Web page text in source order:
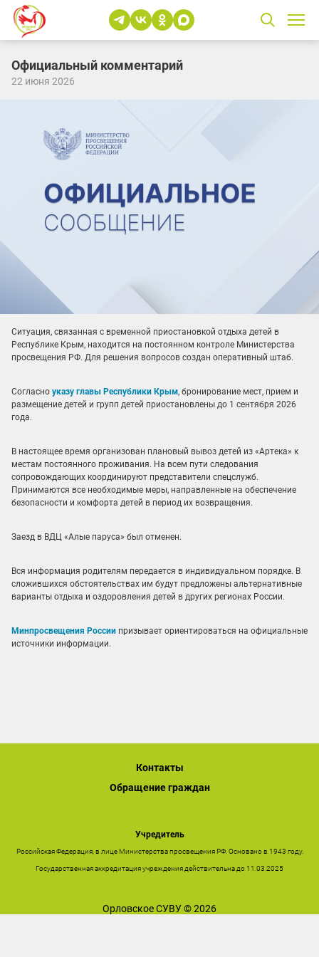
Официальный комментарий
22 июня 2026
Ситуация, связанная с временной приостановкой отдыха детей в
Республике Крым, находится на постоянном контроле Министерства
просвещения РФ. Для решения вопросов создан оперативный штаб.
Согласно указу главы Республики Крым, бронирование мест, прием и
размещение детей и групп детей приостановлены до 1 сентября 2026
года.
В настоящее время организован плановый вывоз детей из «Артека» к
местам постоянного проживания. На всем пути следования
сопровождающих координируют представители спецслужб.
Принимаются все необходимые меры, направленные на обеспечение
безопасности и комфорта детей в период их возвращения.
Заезд в ВДЦ «Алые паруса» был отменен.
Вся информация родителям передается в индивидуальном порядке. В
сложившихся обстоятельствах им будут предложены альтернативные
варианты отдыха и оздоровления детей в других регионах России.
Минпросвещения России призывает ориентироваться на официальные
источники информации.
Контакты
Обращение граждан
Учредитель
Российская Федерация, в лице Министерства просвещения РФ. Основано в 1943 году.
Государственная аккредитация учреждения действительна до 11.03.2025
Орловское СУВУ © 2026